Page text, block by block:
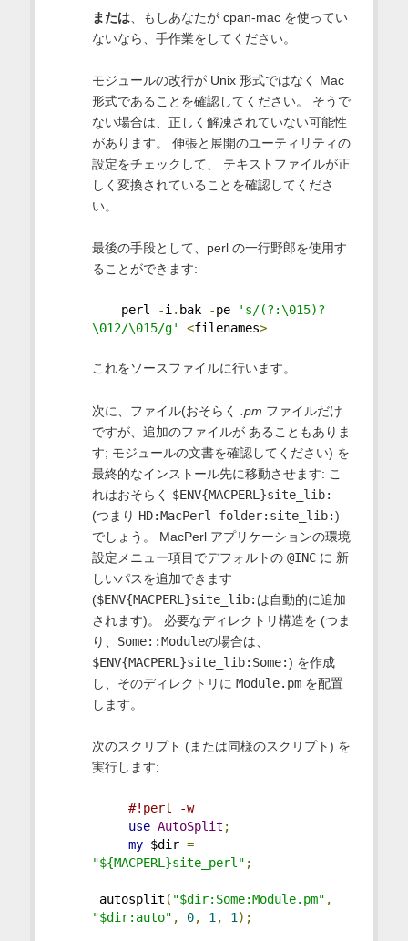
または、もしあなたが cpan-mac を使ってい
ないなら、手作業をしてください。
モジュールの改行が Unix 形式ではなく Mac
形式であることを確認してください。 そうで
ない場合は、正しく解凍されていない可能性
があります。 伸張と展開のユーティリティの
設定をチェックして、 テキストファイルが正
しく変換されていることを確認してくださ
い。
最後の手段として、perl の一行野郎を使用す
ることができます:
perl -i. bak -pe
's/(?:\015)?
\012/\015/g'
<filenames>
これをソースファイルに行います。
次に、ファイル(おそらく .pm ファイルだけ
ですが、追加のファイルが あることもありま
す; モジュールの文書を確認してください) を
最終的なインストール先に移動させます: こ
れはおそらく $ENV{MACPERL}site_lib:
(つまり HD:MacPerl folder:site_lib:)
でしょう。 MacPerl アプリケーションの環境
設定メニュー項目でデフォルトの @INCに 新
しいパスを追加できます
($ENV{MACPERL}site_lib: は自動的に追加
されます)。 必要なディレクトリ構造を (つま
り、 Some::Moduleの場合は、
$ENV{MACPERL}site_lib:Some:) を作成
し、そのディレクトリに Module.pmを配置
します。
次のスクリプト (または同様のスクリプト) を
実行します:
#!perl -w
use AutoSplit ;
my $dir =
"${MACPERL}site_perl" ;
autosplit ( "$dir:Some:Module.pm" ,
"$dir:auto" , 0, 1 , 1 );